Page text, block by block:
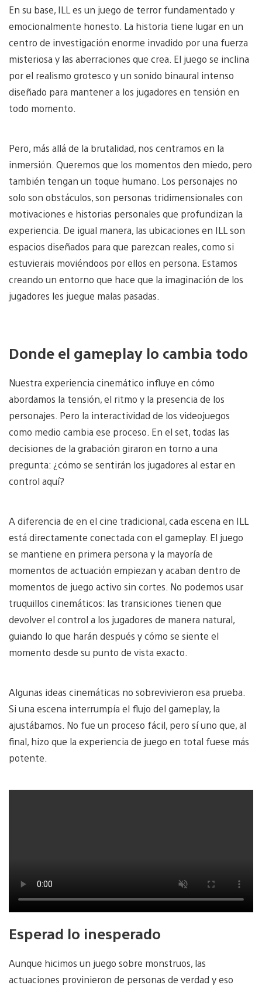
En su base, ILL es un juego de terror fundamentado y
emocionalmente honesto. La historia tiene lugar en un
centro de investigación enorme invadido por una fuerza
misteriosa y las aberraciones que crea. El juego se inclina
por el realismo grotesco y un sonido binaural intenso
diseñado para mantener a los jugadores en tensión en
todo momento.
Pero, más allá de la brutalidad, nos centramos en la
inmersión. Queremos que los momentos den miedo, pero
también tengan un toque humano. Los personajes no
solo son obstáculos, son personas tridimensionales con
motivaciones e historias personales que profundizan la
experiencia. De igual manera, las ubicaciones en ILL son
espacios diseñados para que parezcan reales, como si
estuvierais moviéndoos por ellos en persona. Estamos
creando un entorno que hace que la imaginación de los
jugadores les juegue malas pasadas.
Donde el gameplay lo cambia todo
Nuestra experiencia cinemático influye en cómo
abordamos la tensión, el ritmo y la presencia de los
personajes. Pero la interactividad de los videojuegos
como medio cambia ese proceso. En el set, todas las
decisiones de la grabación giraron en torno a una
pregunta: ¿cómo se sentirán los jugadores al estar en
control aquí?
A diferencia de en el cine tradicional, cada escena en ILL
está directamente conectada con el gameplay. El juego
se mantiene en primera persona y la mayoría de
momentos de actuación empiezan y acaban dentro de
momentos de juego activo sin cortes. No podemos usar
truquillos cinemáticos: las transiciones tienen que
devolver el control a los jugadores de manera natural,
guiando lo que harán después y cómo se siente el
momento desde su punto de vista exacto.
Algunas ideas cinemáticas no sobrevivieron esa prueba.
Si una escena interrumpía el flujo del gameplay, la
ajustábamos. No fue un proceso fácil, pero sí uno que, al
final, hizo que la experiencia de juego en total fuese más
potente.
Esperad lo inesperado
Aunque hicimos un juego sobre monstruos, las
actuaciones provinieron de personas de verdad y eso